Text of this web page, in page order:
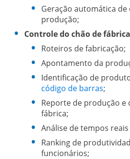
Geração automática
produção;
Controle do chão de
Roteiros de fabricação;
Apontamento da
Identificação de
código de barras;
Reporte de produção e
fábrica;
Análise de tempos
Ranking de
funcionários;